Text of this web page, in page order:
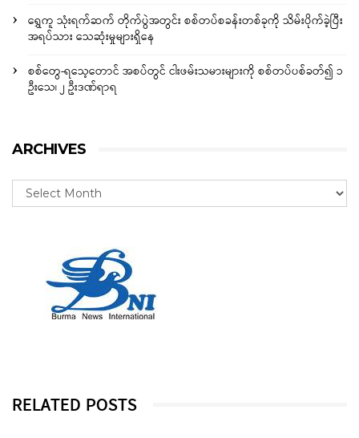
ရွှေကူ သုံးရက်ဆက် တိုက်ပွဲအတွင်း စစ်တပ်စခန်းတစ်ခုကို သိမ်းပိုက်ခဲ့ပြီး
အရပ်သား သေဆုံးမှုများရှိနေ
စစ်တွေ-ရသေ့တောင် အစပ်တွင် ငါးဖမ်းသမားများကို စစ်တပ်ပစ်ခတ်၍ ၁
ဦးသေ၊ ၂ ဦးဒဏ်ရာရ
ARCHIVES
RELATED POSTS